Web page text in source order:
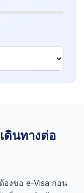
ดินทางต่อ
องขอ e-Visa ก่อน